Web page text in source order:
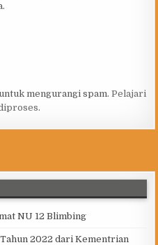
mengurangi spam.Pelajari
.
NU 12 Blimbing
2022 dari Kementrian